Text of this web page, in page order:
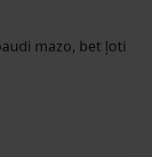
mazo, bet ļoti